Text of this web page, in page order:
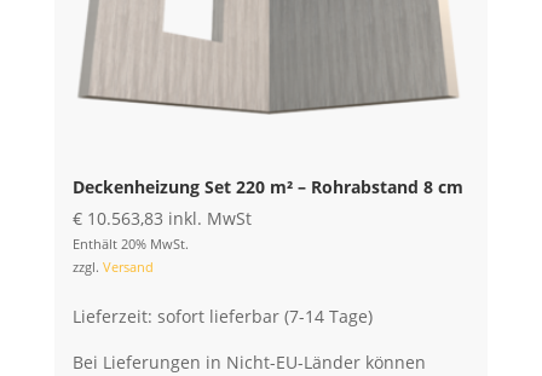
Deckenheizung Set 220 m² – Rohrabstand 8 cm
€10.563,83 inkl. MwSt
Enthält 20% MwSt.
zzgl. Versand
Lieferzeit: sofort lieferbar (7-14 Tage)
Bei Lieferungen in Nicht-EU-Länder können